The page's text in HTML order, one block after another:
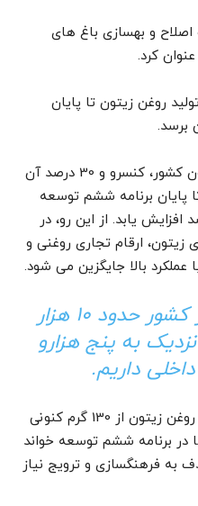
اصلاح و بهسازی باغ های
روغن زیتون تا پایان
وی اعلام کرد اکنون 70 درصد زیتون کشور، کنسرو و 30 درصد آن
پایان برنامه ششم توسعه
روغن زیتون به 40 درصد افزایش یابد. از این رو، در
ارقام تجاری روغنی و
بالا جایگزین می شود.
روغن زیتون مورد نیاز کشور حدود 10 هزار
به پنج هزارو
این مسوول افزایش سرانه مصرف روغن زیتون از 130 گرم کنونی
ها در برنامه ششم توسعه خواند
به فرهنگسازی و ترویج نیاز